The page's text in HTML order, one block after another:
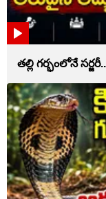
తల్లి గర్భంలోనే